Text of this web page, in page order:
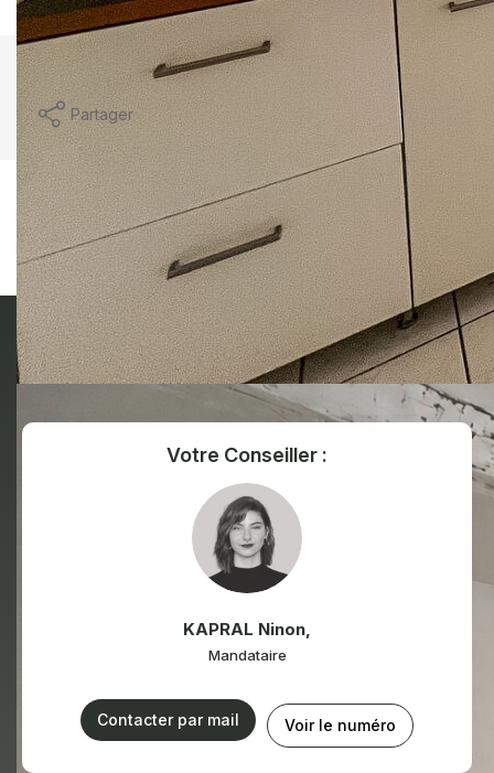
années 2021,2022 et 2023 (abonnement compris).
Imprimer
Partager
Ce bien est soumis à un diagnostic ERP (État
des Risques et Pollutions). Pour en savoir
plus, rendez-vous sur
https://www.georisques.gouv.fr/
Votre Conseiller :
KAPRAL Ninon
Mandataire
Contacter par mail Voir le numéro